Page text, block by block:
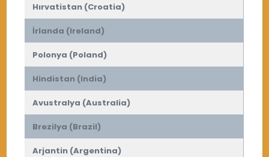
Hırvatistan (Croatia)
İrlanda (Ireland)
Polonya (Poland)
Hindistan (India)
Avustralya (Australia)
Brezilya (Brazil)
Arjantin (Argentina)